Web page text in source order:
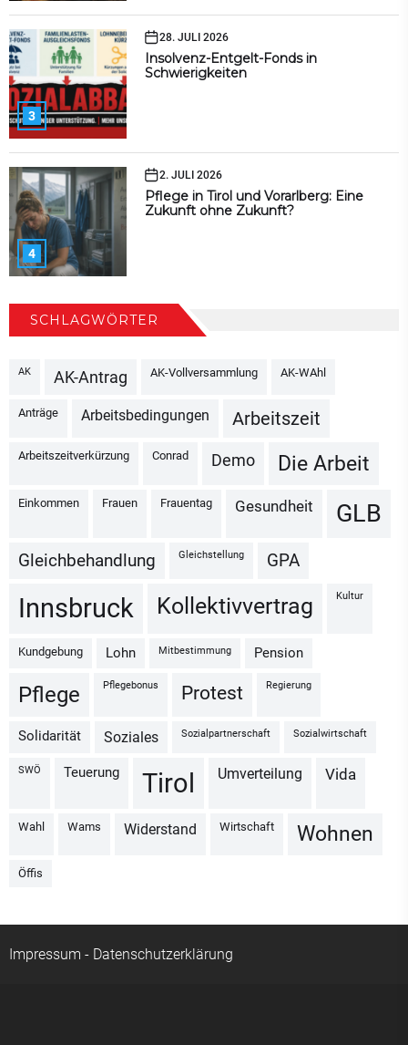
3
28. JULI 2026
Insolvenz-Entgelt-Fonds in
Schwierigkeiten
4
2. JULI 2026
Pflege in Tirol und Vorarlberg: Eine
Zukunft ohne Zukunft?
SCHLAGWÖRTER
AK AK-Antrag AK-Vollversammlung AK-WAhl
Anträge Arbeitsbedingungen Arbeitszeit
Arbeitszeitverkürzung Conrad Demo Die Arbeit
Einkommen Frauen Frauentag Gesundheit GLB
Gleichbehandlung Gleichstellung GPA
Innsbruck Kollektivvertrag Kultur
Kundgebung Lohn Mitbestimmung Pension
Pflege Pflegebonus Protest Regierung
Solidarität Soziales Sozialpartnerschaft Sozialwirtschaft
SWÖ Teuerung Tirol Umverteilung vida
Wahl Wams Widerstand Wirtschaft Wohnen
Öffis
Impressum - Datenschutzerklärung